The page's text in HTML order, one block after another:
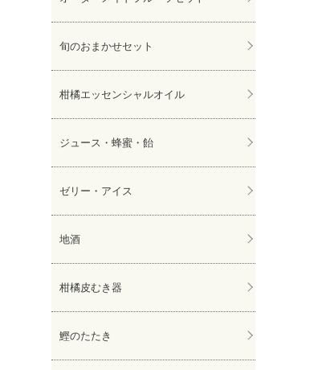
旬のおまかせセット
柑橘エッセンシャルオイル
ジュース・蜂蜜・飴
ゼリー・アイス
地酒
柑橘皮むき器
鰹のたたき